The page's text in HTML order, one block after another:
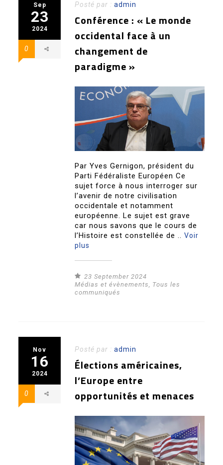
Sep
23
2024
0
Posté par :admin
Conférence : « Le monde
occidental face à un
changement de
paradigme »
Par Yves Gernigon, président du
Parti Fédéraliste Européen Ce
sujet force à nous interroger sur
l’avenir de notre civilisation
occidentale et notamment
européenne. Le sujet est grave
car nous savons que le cours de
l’Histoire est constellée de ..Voir
plus
23 September 2024
Médias et évènements, Tous les
communiqués
Nov
16
2024
0
Posté par :admin
Élections américaines,
l’Europe entre
opportunités et menaces